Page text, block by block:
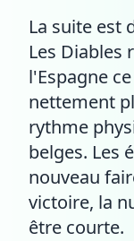
La suite est
Les
l'Espagne
nettement
rythme
belges. Les
nouveau
victoire, la
être courte.